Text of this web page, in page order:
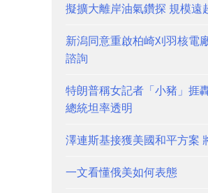
擬擴大離岸油氣鑽探 規模遠
新潟同意重啟柏崎刈羽核電
諮詢
特朗普稱女記者「小豬」捱
總統坦率透明
澤連斯基接獲美國和平方案
一文看懂俄美如何表態